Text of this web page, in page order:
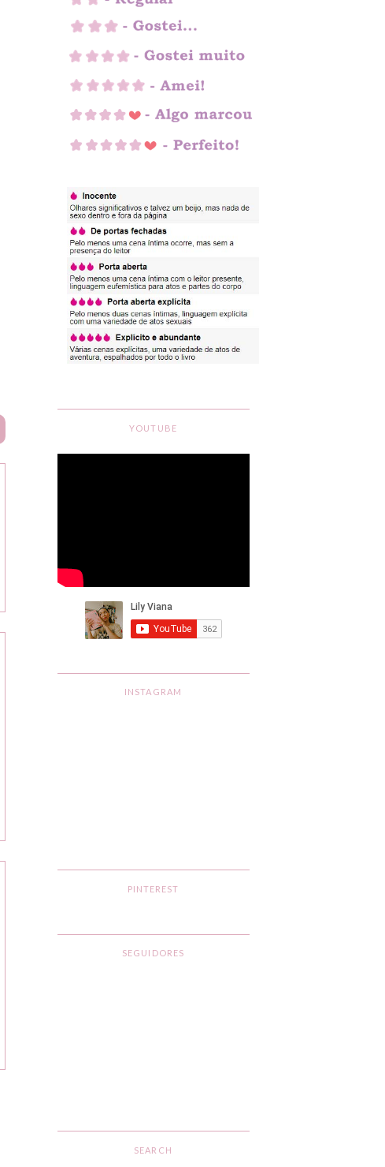
YOUTUBE
INSTAGRAM
PINTEREST
SEGUIDORES
SEARCH